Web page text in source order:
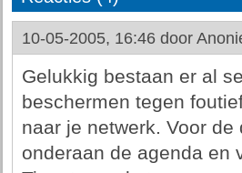
10-05-2005, 16:46 door
Gelukkig bestaan er al
beschermen tegen
naar je netwerk. Voor
onderaan de agenda en